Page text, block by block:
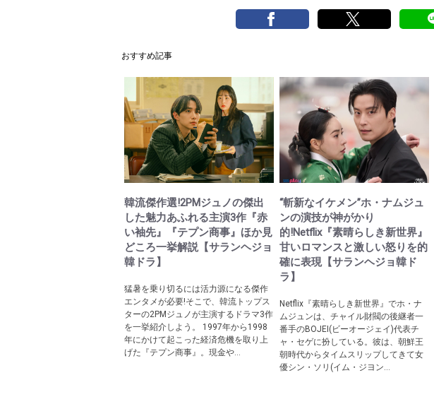
おすすめ記事
韓流傑作選!2PMジュノの傑出
した魅力あふれる主演3作『赤
い袖先』『テプン商事』ほか見
どころ一挙解説【サランヘジョ
韓ドラ】
猛暑を乗り切るには活力源になる傑作
エンタメが必要!そこで、韓流トップス
ターの2PMジュノが主演するドラマ3作
を一挙紹介しよう。 1997年から1998
年にかけて起こった経済危機を取り上
げた『テプン商事』。現金や...
“斬新なイケメン”ホ・ナムジュ
ンの演技が神がかり
的!Netflix『素晴らしき新世界』
甘いロマンスと激しい怒りを的
確に表現【サランヘジョ韓ド
ラ】
Netflix『素晴らしき新世界』でホ・ナ
ムジュンは、チャイル財閥の後継者一
番手のBOJEI(ビーオージェイ)代表チ
ャ・セゲに扮している。彼は、朝鮮王
朝時代からタイムスリップしてきて女
優シン・ソリ(イム・ジヨン...